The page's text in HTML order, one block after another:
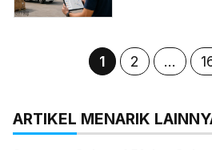
Halaman
1 Halaman
2 …
ARTIKEL MENARIK